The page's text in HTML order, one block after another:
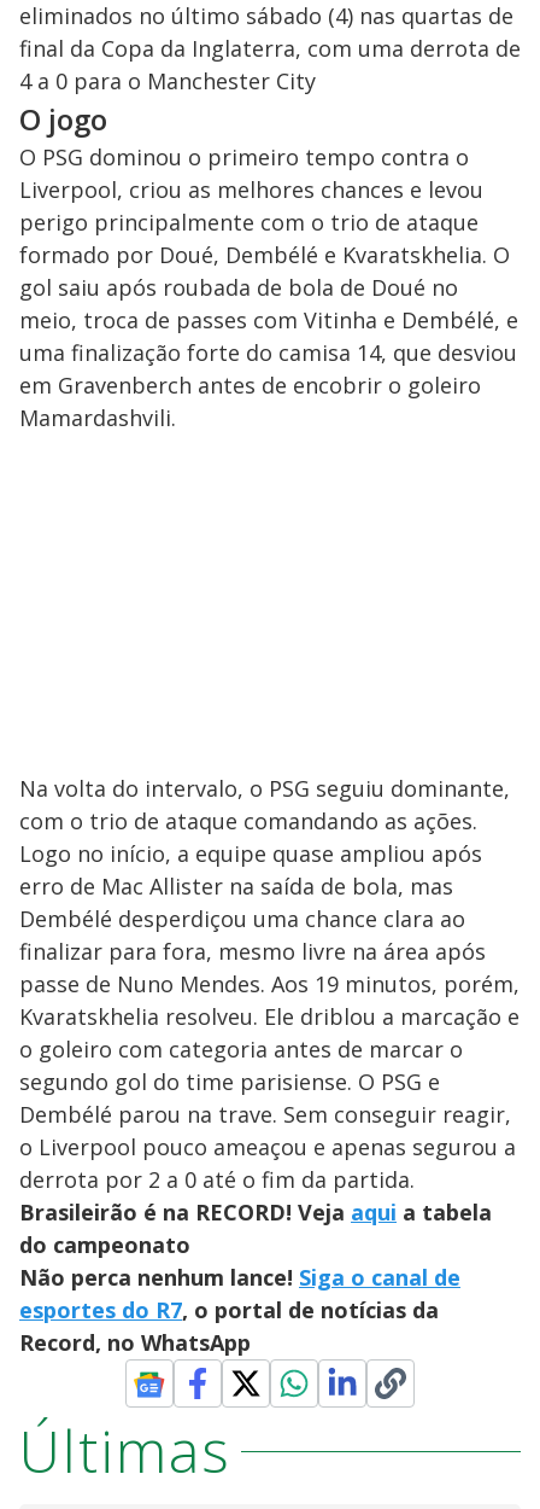
eliminados no último sábado (4) nas quartas de
final da Copa da Inglaterra, com uma derrota de
4 a 0 para o Manchester City
O jogo
O PSG dominou o primeiro tempo contra o
Liverpool, criou as melhores chances e levou
perigo principalmente com o trio de ataque
formado por Doué, Dembélé e Kvaratskhelia. O
gol saiu após roubada de bola de Doué no
meio, troca de passes com Vitinha e Dembélé, e
uma finalização forte do camisa 14, que desviou
em Gravenberch antes de encobrir o goleiro
Mamardashvili.
Na volta do intervalo, o PSG seguiu dominante,
com o trio de ataque comandando as ações.
Logo no início, a equipe quase ampliou após
erro de Mac Allister na saída de bola, mas
Dembélé desperdiçou uma chance clara ao
finalizar para fora, mesmo livre na área após
passe de Nuno Mendes. Aos 19 minutos, porém,
Kvaratskhelia resolveu. Ele driblou a marcação e
o goleiro com categoria antes de marcar o
segundo gol do time parisiense. O PSG e
Dembélé parou na trave. Sem conseguir reagir,
o Liverpool pouco ameaçou e apenas segurou a
derrota por 2 a 0 até o fim da partida.
Brasileirão é na RECORD! Veja aqui a tabela
do campeonato
Não perca nenhum lance! Siga o canal de
esportes do R7, o portal de notícias da
Record, no WhatsApp
Últimas